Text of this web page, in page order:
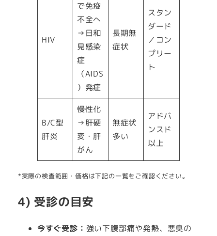
HIV
で免疫
不全へ
→日和
見感染
症
（AIDS
）発症
長期無
症状
スタン
ダード
／コン
プリー
ト
B/C型
肝炎
慢性化
→肝硬
変・肝
がん
無症状
多い
アドバ
ンスド
以上
*実際の検査範囲・価格は下記の一覧をご確認ください。
4) 受診の目安
今すぐ受診： 強い下腹部痛や発熱、悪臭の